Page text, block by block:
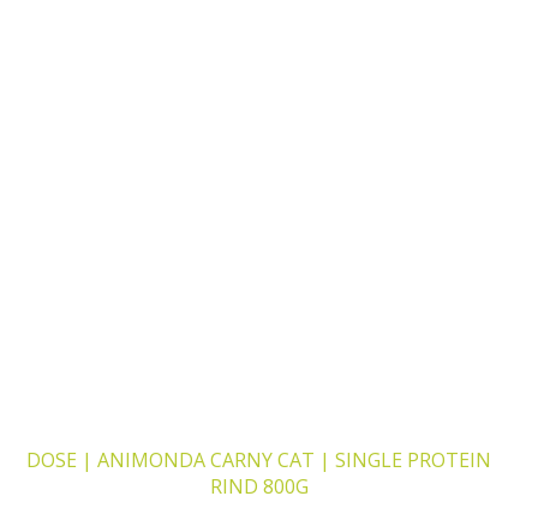
DOSE | ANIMONDA CARNY CAT | SINGLE PROTEIN
RIND 800G